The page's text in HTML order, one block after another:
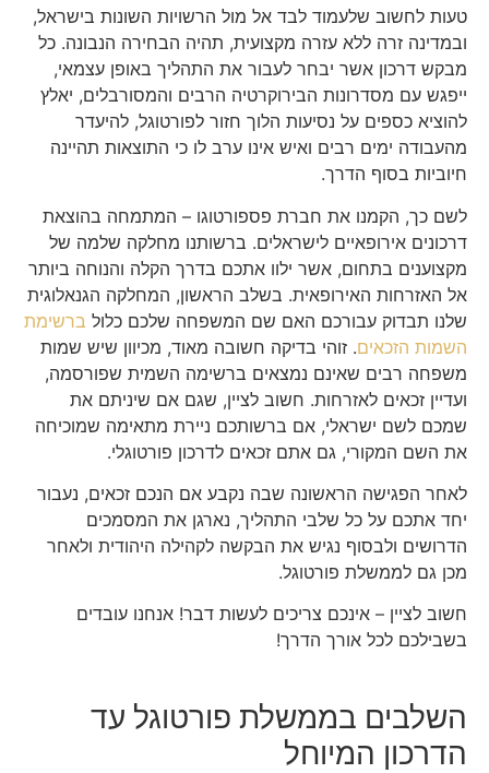
טעות לחשוב שלעמוד לבד אל מול הרשויות השונות בישראל,
ובמדינה זרה ללא עזרה מקצועית, תהיה הבחירה הנבונה. כל
מבקש דרכון אשר יבחר לעבור את התהליך באופן עצמאי,
ייפגש עם מסדרונות הבירוקרטיה הרבים והמסורבלים, יאלץ
להוציא כספים על נסיעות הלוך חזור לפורטוגל, להיעדר
מהעבודה ימים רבים ואיש אינו ערב לו כי התוצאות תהיינה
חיוביות בסוף הדרך.
לשם כך, הקמנו את חברת פספורטוגו – המתמחה בהוצאת
דרכונים אירופאיים לישראלים. ברשותנו מחלקה שלמה של
מקצוענים בתחום, אשר ילוו אתכם בדרך הקלה והנוחה ביותר
אל האזרחות האירופאית. בשלב הראשון, המחלקה הגנאלוגית
שלנו תבדוק עבורכם האם שם המשפחה שלכם כלול ברשימת
השמות הזכאים. זוהי בדיקה חשובה מאוד, מכיוון שיש שמות
משפחה רבים שאינם נמצאים ברשימה השמית שפורסמה,
ועדיין זכאים לאזרחות. חשוב לציין, שגם אם שיניתם את
שמכם לשם ישראלי, אם ברשותכם ניירת מתאימה שמוכיחה
את השם המקורי, גם אתם זכאים לדרכון פורטוגלי.
לאחר הפגישה הראשונה שבה נקבע אם הנכם זכאים, נעבור
יחד אתכם על כל שלבי התהליך, נארגן את המסמכים
הדרושים ולבסוף נגיש את הבקשה לקהילה היהודית ולאחר
מכן גם לממשלת פורטוגל.
חשוב לציין – אינכם צריכים לעשות דבר! אנחנו עובדים
בשבילכם לכל אורך הדרך!
השלבים בממשלת פורטוגל עד
הדרכון המיוחל